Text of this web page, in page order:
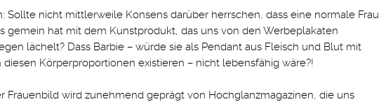
Sollte nicht mittlerweile Konsens darüber herrschen, dass eine normale Frau
gemein hat mit dem Kunstprodukt, das uns von den Werbeplakaten
lächelt? Dass Barbie – würde sie als Pendant aus Fleisch und Blut mit
diesen Körperproportionen existieren – nicht lebensfähig wäre?!
Frauenbild wird zunehmend geprägt von Hochglanzmagazinen, die uns